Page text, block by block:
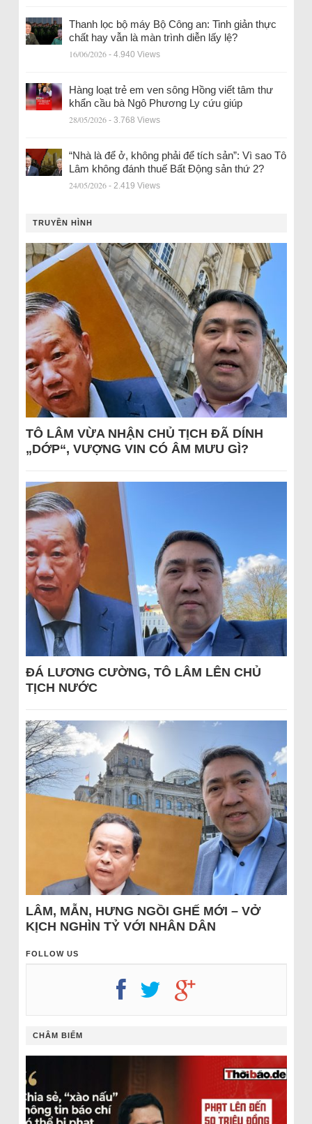
Thanh lọc bộ máy Bộ Công an: Tinh giản thực
chất hay vẫn là màn trình diễn lấy lệ?
16/06/2026 - 4.940 Views
Hàng loạt trẻ em ven sông Hồng viết tâm thư
khẩn cầu bà Ngô Phương Ly cứu giúp
28/05/2026 - 3.768 Views
“Nhà là để ở, không phải để tích sản”: Vì sao Tô
Lâm không đánh thuế Bất Động sản thứ 2?
24/05/2026 - 2.419 Views
TRUYỀN HÌNH
TÔ LÂM VỪA NHẬN CHỦ TỊCH ĐÃ DÍNH
„DỚP“, VƯỢNG VIN CÓ ÂM MƯU GÌ?
ĐÁ LƯƠNG CƯỜNG, TÔ LÂM LÊN CHỦ
TỊCH NƯỚC
LÂM, MẪN, HƯNG NGỒI GHẾ MỚI – VỞ
KỊCH NGHÌN TỶ VỚI NHÂN DÂN
FOLLOW US
CHÂM BIẾM